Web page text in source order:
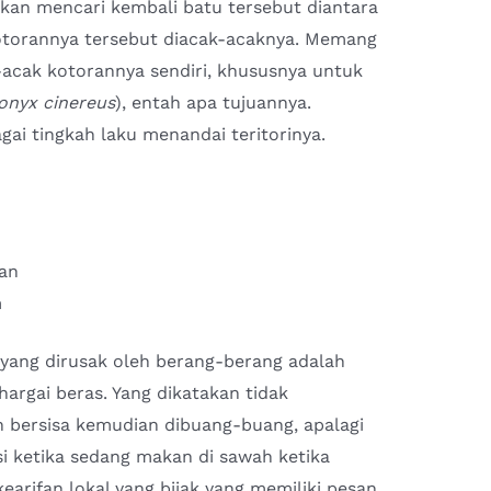
mencari kembali batu tersebut diantara
tersebut diacak-acaknya. Memang
kotorannya sendiri, khususnya untuk
cinereus), entah apa tujuannya.
tingkah laku menandai teritorinya.
dirusak oleh berang-berang adalah
beras. Yang dikatakan tidak
kemudian dibuang-buang, apalagi
ketika sedang makan di sawah ketika